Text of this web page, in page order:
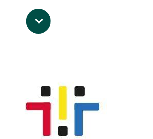
הישראלית
– הבטחת מקומה של הזהות
כתובת אי-מייל:
עמוד הפייסבוק
מטרות הבלוק הדמוקרטי הן
על כלל זכויות האדם בישראל
בישראל ובתפוצות בנושאים
לדמוקרטיה בישראל.
עמוד הפייסבוק